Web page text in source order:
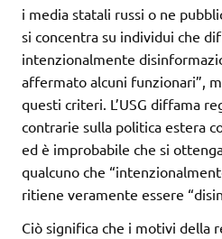
i media statali russi o ne
si concentra su individui che
intenzionalmente
affermato alcuni funzionari”,
questi criteri. L’USG diffama
contrarie sulla politica estera
ed è improbabile che si
qualcuno che
ritiene veramente essere
Ciò significa che i motivi della